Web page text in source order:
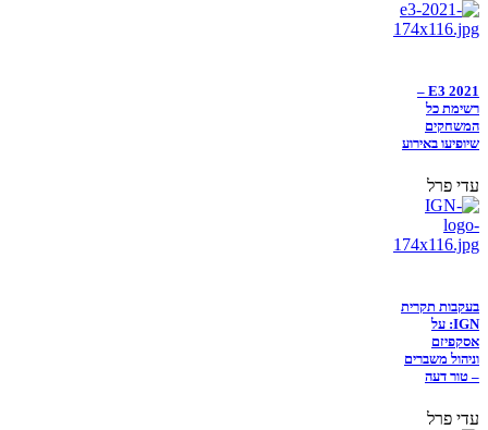
E3 2021 –
רשימת כל
המשחקים
שיופיעו באירוע
עדי פרל
בעקבות תקרית
IGN: על
אסקפיזם
וניהול משברים
– טור דעה
עדי פרל